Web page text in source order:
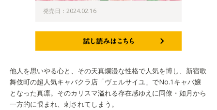
発売日：2024.02.16
他人を思いやる心と、その天真爛漫な性格で人気を博し、新宿歌
舞伎町の超人気キャバクラ店「ヴェルサイユ」でNo.1キャバ嬢
となった真凛。そのカリスマ溢れる存在感ゆえに同僚・如月から
一方的に恨まれ、刺されてしまう。